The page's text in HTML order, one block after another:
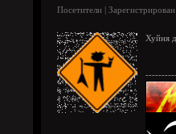
Посетители |
Хуйня